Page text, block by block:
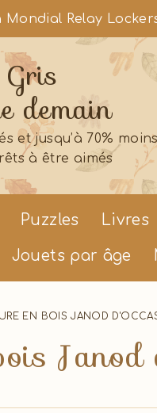
Relay
demain
et jusqu’à 70%
à être aimés
Puzzles Livres
Jouets par âge
EN BOIS JANOD
Janod